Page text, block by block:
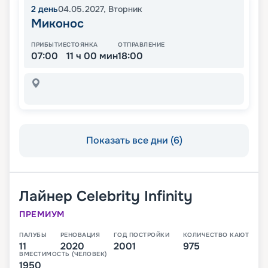
2 день04.05.2027, Вторник
Миконос
ПРИБЫТИЕ
07:00
СТОЯНКА
11 ч 00 мин
ОТПРАВЛЕНИЕ
18:00
Показать все дни (6)
Лайнер Celebrity Infinity
ПРЕМИУМ
ПАЛУБЫ
11
РЕНОВАЦИЯ
2020
ГОД ПОСТРОЙКИ
2001
КОЛИЧЕСТВО КАЮТ
975
ВМЕСТИМОСТЬ (ЧЕЛОВЕК)
1950